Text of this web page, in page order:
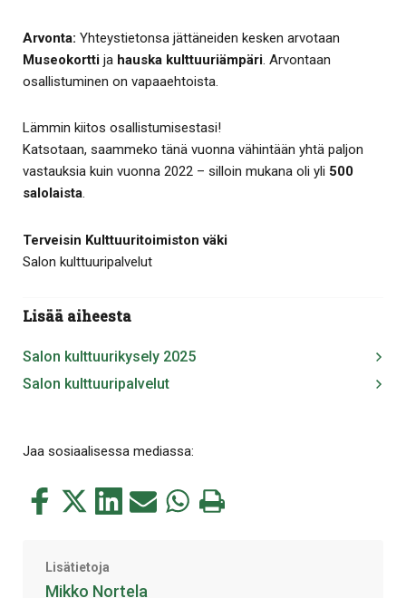
Arvonta: Yhteystietonsa jättäneiden kesken arvotaan
Museokortti ja hauska kulttuuriämpäri . Arvontaan
osallistuminen on vapaaehtoista.
Lämmin kiitos osallistumisestasi!
Katsotaan, saammeko tänä vuonna vähintään yhtä paljon
vastauksia kuin vuonna 2022 – silloin mukana oli yli 500
salolaista.
Terveisin Kulttuuritoimiston väki
Salon kulttuuripalvelut
Lisää aiheesta
Salon kulttuurikysely 2025
Salon kulttuuripalvelut
Jaa sosiaalisessa mediassa:
Jaa
Jaa
Jaa Jaa Jaa Tulosta
Lisätietoja
Mikko Nortela